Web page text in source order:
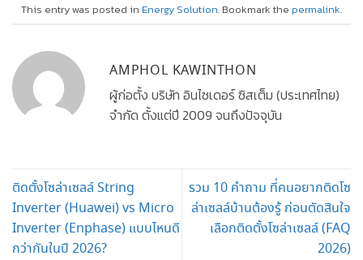
This entry was posted in Energy Solution. Bookmark the permalink.
AMPHOL KAWINTHON
ผู้ก่อตั้ง บริษัท อินไซเดอร์ ซิสเต็ม (ประเทศไทย)
จำกัด ตั้งแต่ปี 2009 จนถึงปัจจุบัน
ติดตั้งโซล่าเซลล์ String
Inverter (Huawei) vs Micro
Inverter (Enphase) แบบไหนดี
กว่ากันในปี 2026?
รวม 10 คำถาม ที่คนอยากติดโซ
ล่าเซลล์บ้านต้องรู้ ก่อนตัดสินใจ
เลือกติดตั้งโซล่าเซลล์ (FAQ
2026)